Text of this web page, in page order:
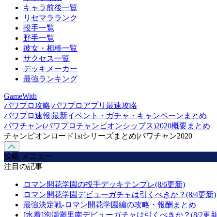
キャラ前後一覧
リセマラランク
投手一覧
野手一覧
彼女・相棒一覧
サクセス一覧
デッキメーカー
最強ランキング
GameWith
パワプロ攻略|パワプロアプリ最速攻略
パワプロ速報|最新イベント・ガチャ・キャンペーンまとめ
パワチャン(パワプロチャンピオンシップス)2020概要まとめ
チャンピオンロード1stシリーズまとめ|パワチャン2020
攻略 メニュー
注目の記事
ロマン開花学園の投手デッキテンプレ(8/6更新)
ロマン開花学園デビューガチャは引くべきか？(8/4更新)
最強決定戦-ロマン開花学園編の攻略・報酬まとめ
[水着]泡瀬満里南デビューガチャは引くべきか？(8/2更